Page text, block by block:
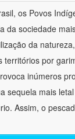
os Povos
da sociedade
da
territórios por
inúmeros
sequela mais
Assim, o